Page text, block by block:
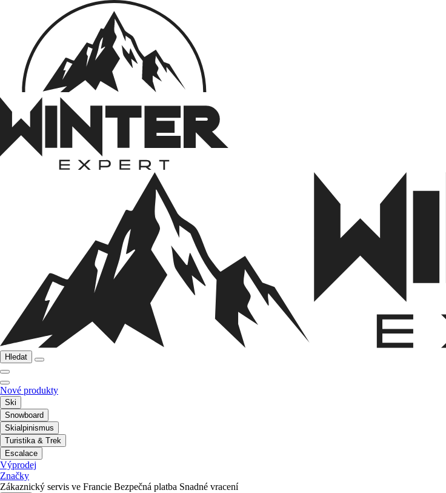
Hledat
Nové produkty
Ski
Snowboard
Skialpinismus
Turistika & Trek
Escalace
Výprodej
Značky
Zákaznický servis ve Francie Bezpečná platba Snadné vracení